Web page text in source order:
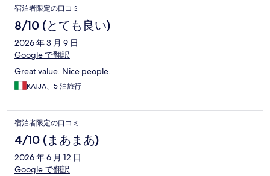
宿泊者限定の口コミ
8/10 (とても良い)
2026 年 3 月 9 日
Google で翻訳
Great value. Nice people.
KATJA、5 泊旅行
宿泊者限定の口コミ
4/10 (まあまあ)
2026 年 6 月 12 日
Google で翻訳